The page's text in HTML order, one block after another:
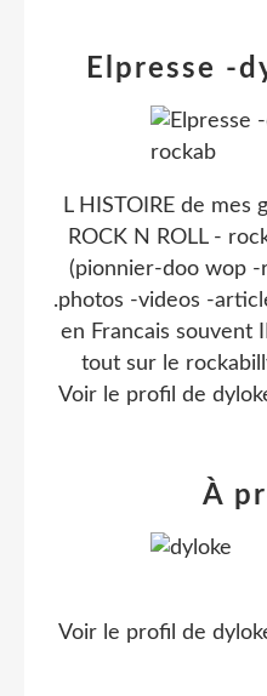
Elpresse -
L HISTOIRE de mes
ROCK N ROLL -
(pionnier-doo wop
.photos -videos -
en Francais souvent
tout sur le
Voir le profil de
À
Voir le profil de